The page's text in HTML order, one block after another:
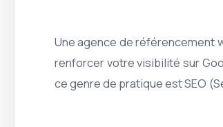
Une agence de référencement
renforcer votre visibilité sur
ce genre de pratique est SEO